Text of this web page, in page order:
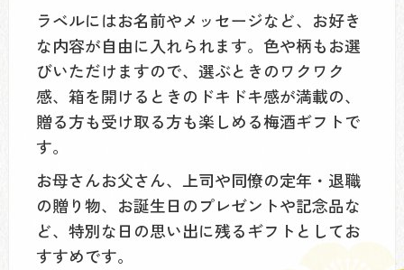
ラベルにはお名前やメッセージなど、お好き
な内容が自由に入れられます。色や柄もお選
びいただけますので、選ぶときのワクワク
感、箱を開けるときのドキドキ感が満載の、
贈る方も受け取る方も楽しめる梅酒ギフトで
す。
お母さんお父さん、上司や同僚の定年・退職
の贈り物、お誕生日のプレゼントや記念品な
ど、特別な日の思い出に残るギフトとしてお
すすめです。